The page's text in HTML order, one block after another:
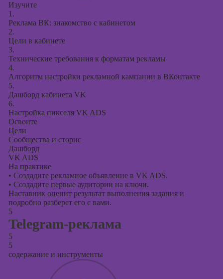
Изучите
1.
Реклама ВК: знакомство с кабинетом
2.
Цели в кабинете
3.
Технические требования к форматам рекламы
4.
Алгоритм настройки рекламной кампании в ВКонтакте
5.
Дашборд кабинета VK
6.
Настройка пикселя VK ADS
Освоите
Цели
Сообщества и сторис
Дашборд
VK ADS
На практике
• Создадите рекламное объявление в VK ADS.
• Создадите первые аудитории на ключи.
Наставник оценит результат выполнения задания и
подробно разберет его с вами.
5
Telegram-реклама
5
5
содержание и инструменты